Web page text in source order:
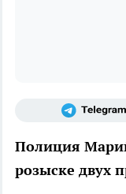
Полиция
розыске двух